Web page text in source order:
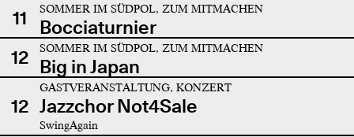
11 SOMMER IM SÜDPOL, ZUM MITMACHEN
Bocciaturnier
12
SOMMER IM SÜDPOL, ZUM MITMACHEN
Big in Japan
12
GASTVERANSTALTUNG, KONZERT
Jazzchor Not4Sale
SwingAgain